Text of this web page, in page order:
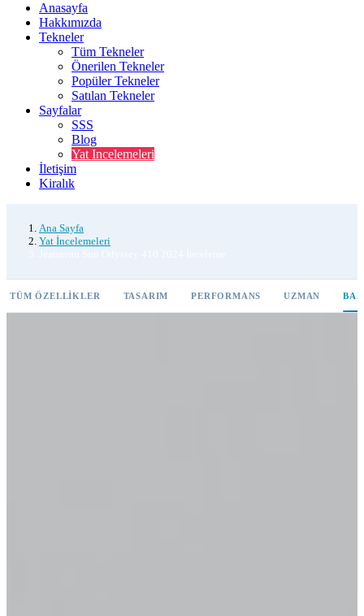
Anasayfa
Hakkımızda
Tekneler
Tüm Tekneler
Önerilen Tekneler
Popüler Tekneler
Satılan Tekneler
Sayfalar
SSS
Blog
Yat Incelemeleri
İletişim
Kiralık
Ana Sayfa
Yat İncelemeleri
TÜM ÖZELLIKLER TASARIM PERFORMANS UZMAN